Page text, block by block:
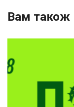
Вам також